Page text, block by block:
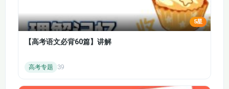
115【唐史】
116【唐史】 117【唐史】
汉匈和平，后期飞燕与断袖等事件反映了宫廷的混乱。王莽篡汉
建立新朝，其改革脱离实际，引发社会动荡。
第 158-165 集：东汉的建立与初期发展
绿林、赤眉起义推翻了新朝，昆阳之战中刘秀展现了卓越的军事
统一进程，刘秀的品质为东汉的稳定奠定了基础。白马寺是佛教
5星
【高考语文必背60篇】讲解
高考专题 39